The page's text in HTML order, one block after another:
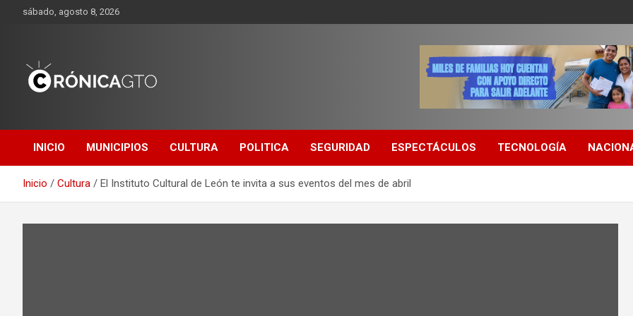
sábado, agosto 8, 2026
GUANAJUATO
INICIO MUNICIPIOS CULTURA POLITICA SEGURIDAD ESPECTÁCULOS TECNOLOGÍA
Inicio Cultura El Instituto Cultural de León te invita a sus eventos del mes de abril